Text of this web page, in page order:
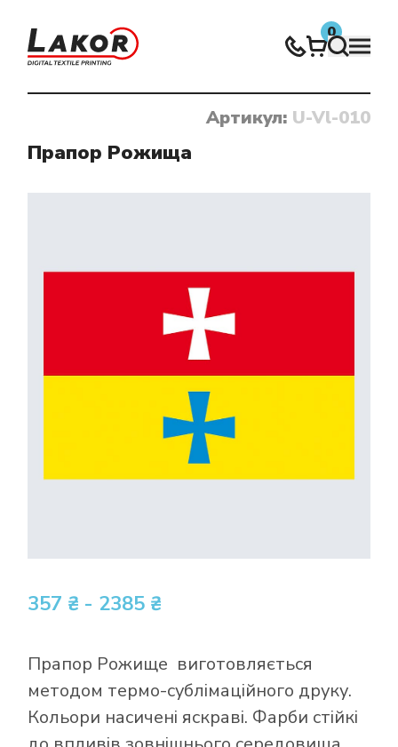
0
Нічого не знайдено
Артикул: U-Vl-010
Прапор Рожища
357 ₴ - 2385 ₴
Прапор Рожище виготовляється
методом термо-сублімаційного друку.
Кольори насичені яскраві. Фарби стійкі